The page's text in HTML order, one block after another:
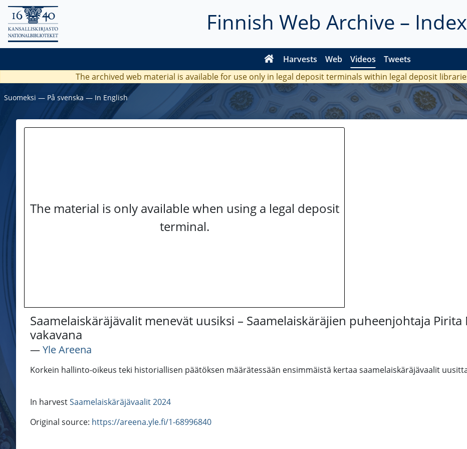
Finnish Web Archive – Index
Harvests Web Videos Tweets
The archived web material is available for use only in legal deposit terminals within legal deposit
Suomeksi ― På svenska ― In English
The material is only available when using a legal deposit
terminal.
Saamelaiskäräjävalit menevät uusiksi – Saamelaiskäräjien puheenjohtaja
vakavana
―Yle Areena
Korkein hallinto-oikeus teki historiallisen päätöksen määrätessään ensimmäistä kertaa saamelaiskäräjävaalit
In harvestSaamelaiskäräjävaalit 2024
Original source: https://areena.yle.fi/1-68996840